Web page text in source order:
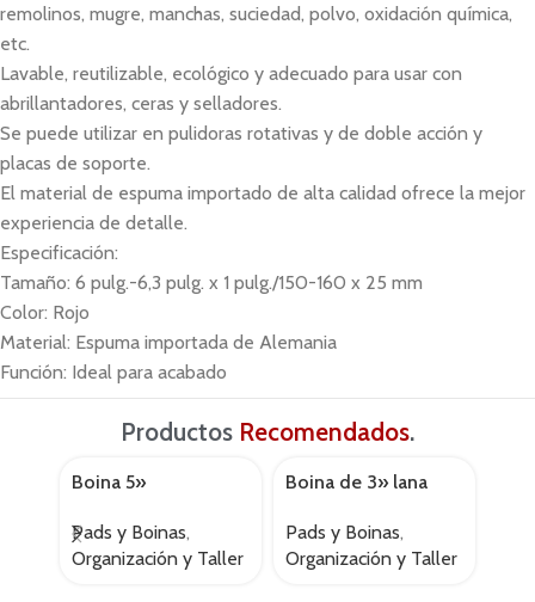
remolinos, mugre, manchas, suciedad, polvo, oxidación química,
etc.
Lavable, reutilizable, ecológico y adecuado para usar con
abrillantadores, ceras y selladores.
Se puede utilizar en pulidoras rotativas y de doble acción y
placas de soporte.
El material de espuma importado de alta calidad ofrece la mejor
experiencia de detalle.
Especificación:
Tamaño: 6 pulg.-6,3 pulg. x 1 pulg./150-160 x 25 mm
Color: Rojo
Material: Espuma importada de Alemania
Función: Ideal para acabado
Productos Recomendados.
AGOTADO
Boina 5»
Pads y Boinas,
Organización y Taller
AGOTADO
Boina de 3» lana
Pads y Boinas,
Organización y Taller